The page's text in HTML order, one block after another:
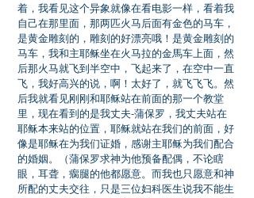
着，我看见这个异象就像在看电影一样，看着我
自己在那里面，那两匹火马后面有金色的马车，
是黄金雕刻的，雕刻的好漂亮哦！是黄金雕刻的
马车，我和主耶稣坐在火马拉的金馬车上面，然
后那火马就飞到半空中，飞起来了，在空中一直
飞，我好高兴的说，啊！太好了，就飞飞飞。然
后我就看见刚刚和耶稣站在前面的那一个教堂
里，现在看到的是我丈夫-蒲保罗，我丈夫站在
耶稣本来站的位置，耶稣就站在我们的前面，好
像是耶稣在为我们证婚，感谢主耶稣为我们配合
的婚姻。（蒲保罗求神为他预备配偶，不论瞎
眼，耳聋，瘸腿的他都愿意。而我也只愿意和神
所配的丈夫交往，只是三位妇科医生说我不能生